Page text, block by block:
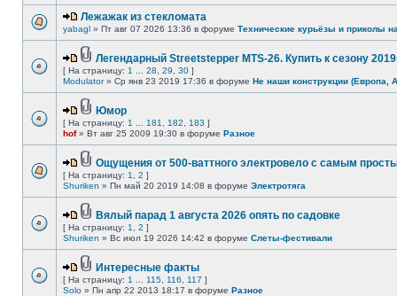
Лежажак из стекломата
yabagl » Пт авг 07 2026 13:36 в форуме Технические курьёзы и приколы
Легендарный Streetstepper MTS-26. Купить к сезону
[ На страницу: 1 28 29 30 ]
Modulator» Ср янв 23 2019 17:36 в форуме Не наши конструкции (Европа,
Юмор
[ На страницу: 1 181 182 183 ]
hof» Вт авг 25 2009 19:30 в форуме Разное
Ощущения от 500-ваттного электровело с самым
[ На страницу: 1 2 ]
Shuriken » Пн май 20 2019 14:08 в форуме Электротяга
Вялый парад 1 августа 2026 опять по садовке
[ На страницу: 1 2 ]
Shuriken » Вс июл 19 2026 14:42 в форуме Слеты-фестивали
Интересные факты
[ На страницу: 1 115 116 117 ]
Solo » Пн апр 22 2013 18:17 в форуме Разное